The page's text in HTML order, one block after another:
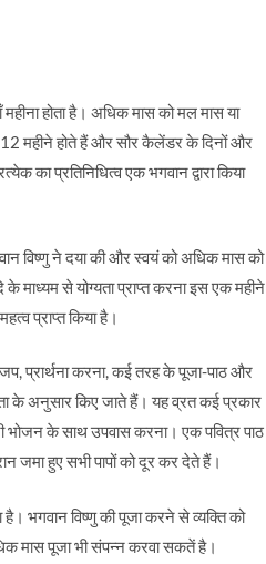
होता है। अधिक मास को मल मास या
12 महीने होते हैं और सौर कैलेंडर के दिनों और
का प्रतिनिधित्व एक भगवान द्वारा किया
विष्णु ने दया की और स्वयं को अधिक मास को
माध्यम से योग्यता प्राप्त करना इस एक महीने
प्राप्त किया है।
प्रार्थना करना, कई तरह के पूजा-पाठ और
के अनुसार किए जाते हैं। यह व्रत कई प्रकार
भोजन के साथ उपवास करना। एक पवित्र पाठ
जमा हुए सभी पापों को दूर कर देते हैं।
है। भगवान विष्णु की पूजा करने से व्यक्ति को
मास पूजा भी संपन्न करवा सकतें है।